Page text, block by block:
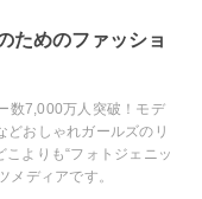
ためのファッショ
数7,000万人突破！モデ
どおしゃれガールズのリ
よりも“フォトジェニッ
メディアです。